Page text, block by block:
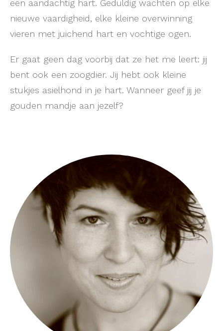
een aandachtig hart. Geduldig wachten op elke
nieuwe vaardigheid, elke kleine overwinning
vieren met juichend hart en vochtige ogen.
Er gaat geen dag voorbij dat ze het me leert: jij
bent ook een zoogdier. Jij hebt ook kleine
stukjes asielhond in je hart. Wanneer geef jij je
gouden mandje aan jezelf?